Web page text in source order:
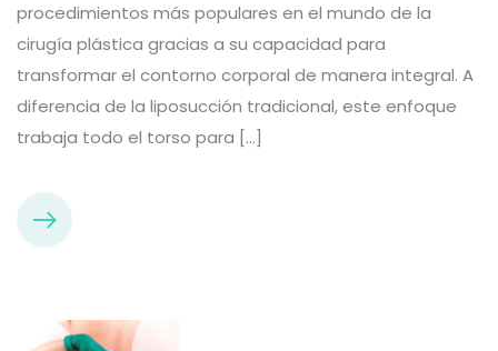
procedimientos más populares en el mundo de la
cirugía plástica gracias a su capacidad para
transformar el contorno corporal de manera integral. A
diferencia de la liposucción tradicional, este enfoque
trabaja todo el torso para […]